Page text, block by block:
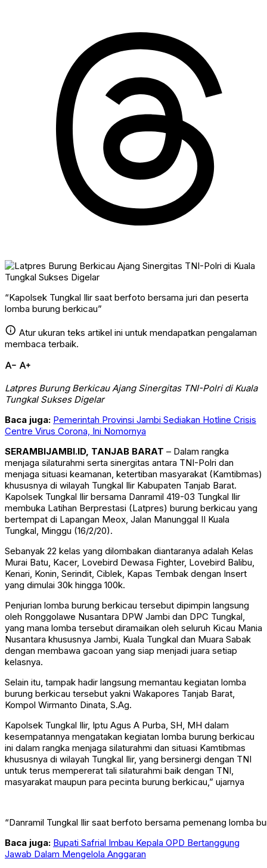
“Kapolsek Tungkal Ilir saat berfoto bersama juri dan peserta
lomba burung berkicau”
info Atur ukuran teks artikel ini untuk mendapatkan pengalaman
membaca terbaik.
text_decrease text_increase
Latpres Burung Berkicau Ajang Sinergitas TNI-Polri di Kuala
Tungkal Sukses Digelar
Baca juga: Pemerintah Provinsi Jambi Sediakan Hotline Crisis
Centre Virus Corona, Ini Nomornya
SERAMBIJAMBI.ID, TANJAB BARAT – Dalam rangka
menjaga silaturahmi serta sinergitas antara TNI-Polri dan
menjaga situasi keamanan, ketertiban masyarakat (Kamtibmas)
khususnya di wilayah Tungkal Ilir Kabupaten Tanjab Barat.
Kapolsek Tungkal Ilir bersama Danramil 419-03 Tungkal Ilir
membuka Latihan Berprestasi (Latpres) burung berkicau yang
bertempat di Lapangan Meox, Jalan Manunggal II Kuala
Tungkal, Minggu (16/2/20).
Sebanyak 22 kelas yang dilombakan diantaranya adalah Kelas
Murai Batu, Kacer, Lovebird Dewasa Fighter, Lovebird Balibu,
Kenari, Konin, Serindit, Ciblek, Kapas Tembak dengan Insert
yang dimulai 30k hingga 100k.
Penjurian lomba burung berkicau tersebut dipimpin langsung
oleh Ronggolawe Nusantara DPW Jambi dan DPC Tungkal,
yang mana lomba tersebut diramaikan oleh seluruh Kicau Mania
Nusantara khususnya Jambi, Kuala Tungkal dan Muara Sabak
dengan membawa gacoan yang siap menjadi juara setiap
kelasnya.
Selain itu, tampak hadir langsung memantau kegiatan lomba
burung berkicau tersebut yakni Wakapores Tanjab Barat,
Kompol Wirmanto Dinata, S.Ag.
Kapolsek Tungkal Ilir, Iptu Agus A Purba, SH, MH dalam
kesempatannya mengatakan kegiatan lomba burung berkicau
ini dalam rangka menjaga silaturahmi dan situasi Kamtibmas
khususnya di wilayah Tungkal Ilir, yang bersinergi dengan TNI
untuk terus mempererat tali silaturahmi baik dengan TNI,
masyarakat maupun para pecinta burung berkicau,” ujarnya
“Danramil Tungkal Ilir saat berfoto bersama pemenang lomba
Baca juga: Bupati Safrial Imbau Kepala OPD Bertanggung
Jawab Dalam Mengelola Anggaran